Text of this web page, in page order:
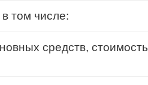
том числе:
средств, стоимость